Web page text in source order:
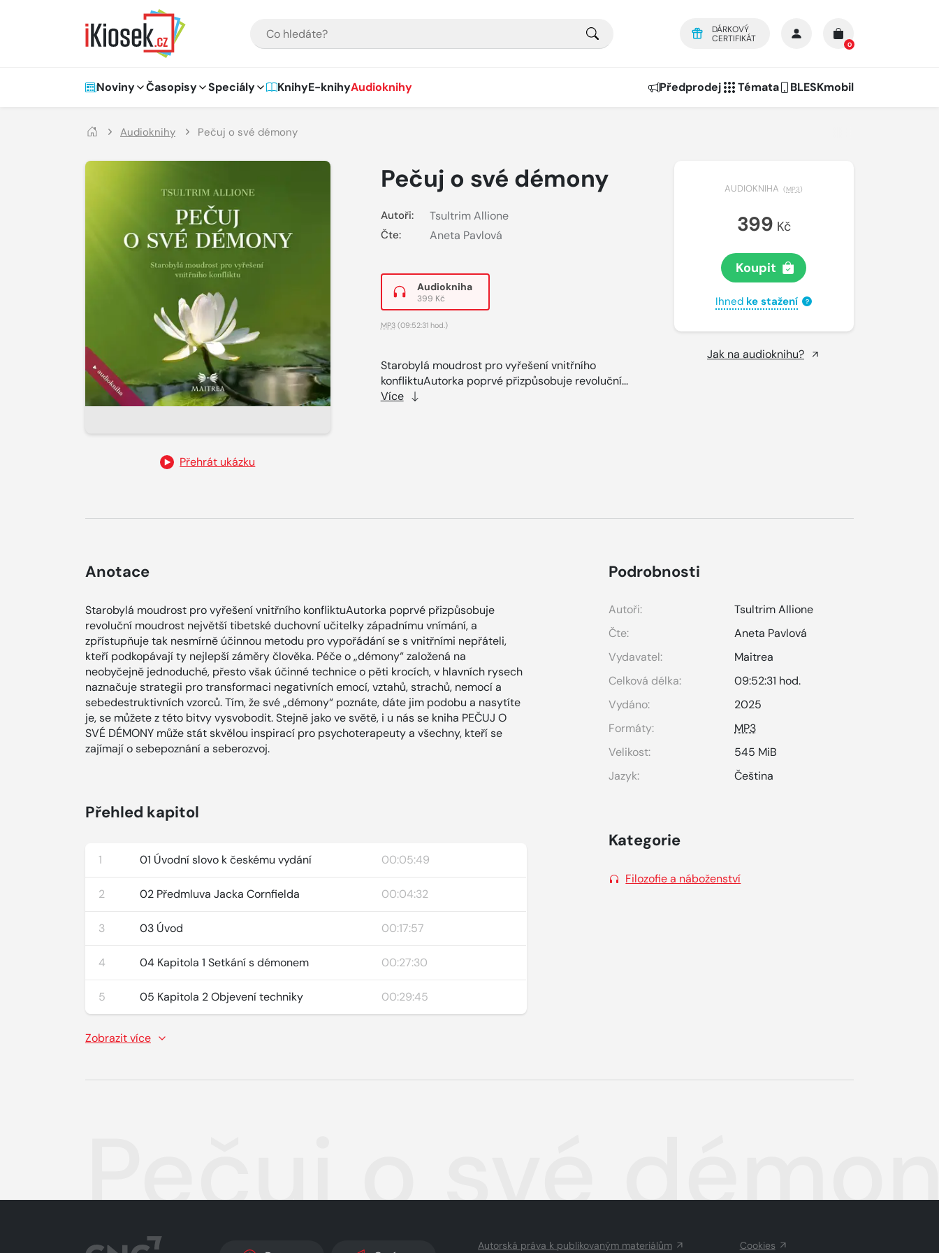
DÁRKOVÝ
CERTIFIKÁT
0
Hlavní navigace
Noviny Časopisy Speciály KnihyE-knihyAudioknihy Předprodej Témata BLESKmobil
Audioknihy Pečuj o své démony
Přehrát ukázku
Pečuj o své démony
Autoři: Tsultrim Allione
Čte: Aneta Pavlová
Audiokniha
399 Kč
MP3(09:52:31 hod.)
Starobylá moudrost pro vyřešení vnitřního
konfliktuAutorka poprvé přizpůsobuje revoluční...
Více
AUDIOKNIHA (MP3)
399 Kč
Koupit
Ihned ke stažení ?
Jak na audioknihu?
Anotace
Starobylá moudrost pro vyřešení vnitřního konfliktuAutorka poprvé přizpůsobuje
revoluční moudrost největší tibetské duchovní učitelky západnímu vnímání, a
zpřístupňuje tak nesmírně účinnou metodu pro vypořádání se s vnitřními nepřáteli,
kteří podkopávají ty nejlepší záměry člověka. Péče o „démony“ založená na
neobyčejně jednoduché, přesto však účinné technice o pěti krocích, v hlavních rysech
naznačuje strategii pro transformaci negativních emocí, vztahů, strachů, nemocí a
sebedestruktivních vzorců. Tím, že své „démony“ poznáte, dáte jim podobu a nasytíte
je, se můžete z této bitvy vysvobodit. Stejně jako ve světě, i u nás se kniha PEČUJ O
SVÉ DÉMONY může stát skvělou inspirací pro psychoterapeuty a všechny, kteří se
zajímají o sebepoznání a seberozvoj.
Přehled kapitol
1 01 Úvodní slovo k českému vydání 00:05:49
2 02 Předmluva Jacka Cornfielda 00:04:32
3 03 Úvod 00:17:57
4 04 Kapitola 1 Setkání s démonem 00:27:30
5 05 Kapitola 2 Objevení techniky 00:29:45
Zobrazit více
Podrobnosti
Autoři:
Tsultrim Allione
Čte:
Aneta Pavlová
Vydavatel:
Maitrea
Celková délka:
09:52:31 hod.
Vydáno:
2025
Formáty:
MP3
Velikost:
545 MiB
Jazyk:
Čeština
Kategorie
Filozofie a náboženství
Pečuj o své
Autorská práva k publikovaným materiálům Cookies